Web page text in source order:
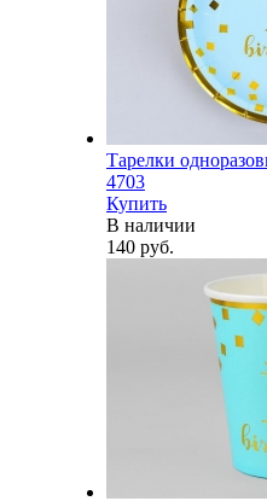
Тарелки
4703
Купить
В наличии
140 руб.